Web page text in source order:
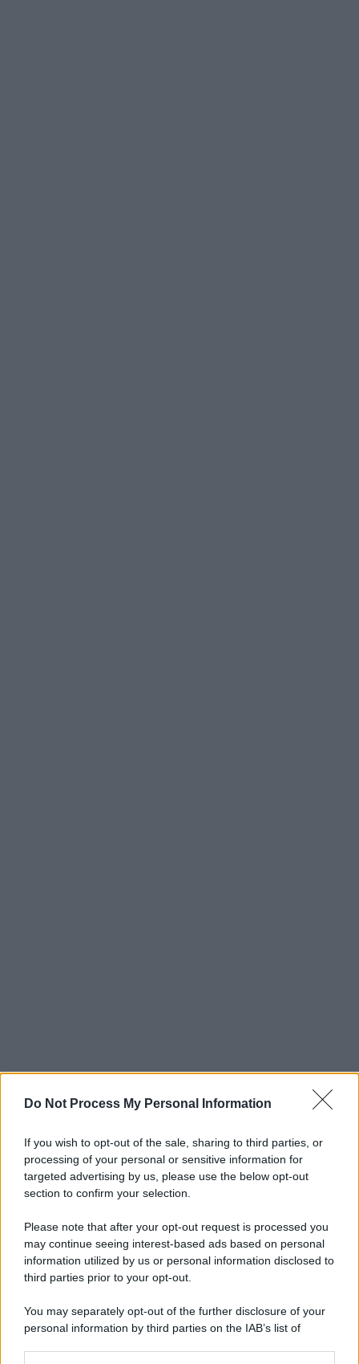
Do Not Process My Personal Information
If you wish to opt-out of the sale, sharing to third parties, or
processing of your personal or sensitive information for
targeted advertising by us, please use the below opt-out
section to confirm your selection.
Please note that after your opt-out request is processed you
may continue seeing interest-based ads based on personal
information utilized by us or personal information disclosed to
third parties prior to your opt-out.
You may separately opt-out of the further disclosure of your
personal information by third parties on the IAB’s list of